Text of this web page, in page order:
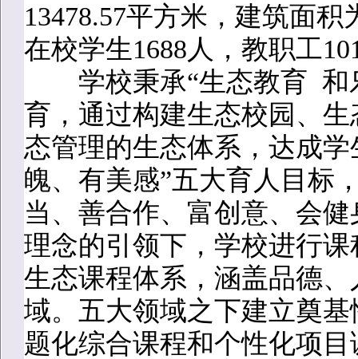
13478.57平方米，建筑面
在校学生1688人，教职工
学校秉承“生态教育 和
育，通过构建生态校园、
态管理的生态体系，达成
魄、有美感”五大育人目标
当、善合作、富创意、会
理念的引领下，学校进行
生态课程体系，涵盖品德
域。五大领域之下建立奠
题化综合课程和个性化项